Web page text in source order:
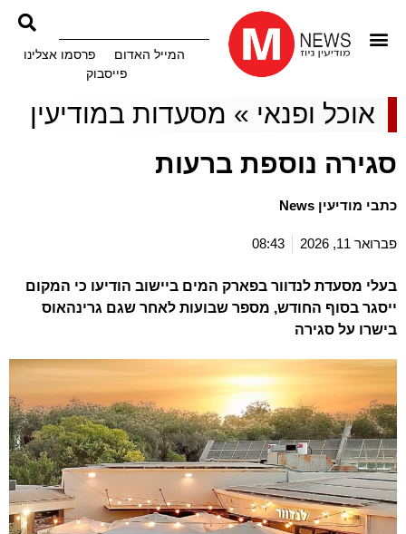
המייל האדום
פרסמו אצלינו
פייסבוק
אוכל ופנאי » מסעדות במודיעין
סגירה נוספת ברעות
כתבי מודיעין News
פברואר 11, 2026 08:43
בעלי מסעדת לנדוור בפארק המים ביישוב הודיעו כי המקום
ייסגר בסוף החודש, מספר שבועות לאחר שגם גרינהאוס
בישרו על סגירה